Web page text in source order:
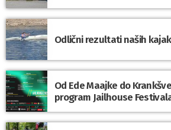
Odlični rezultati naših
Od Ede Maajke do
program Jailhouse